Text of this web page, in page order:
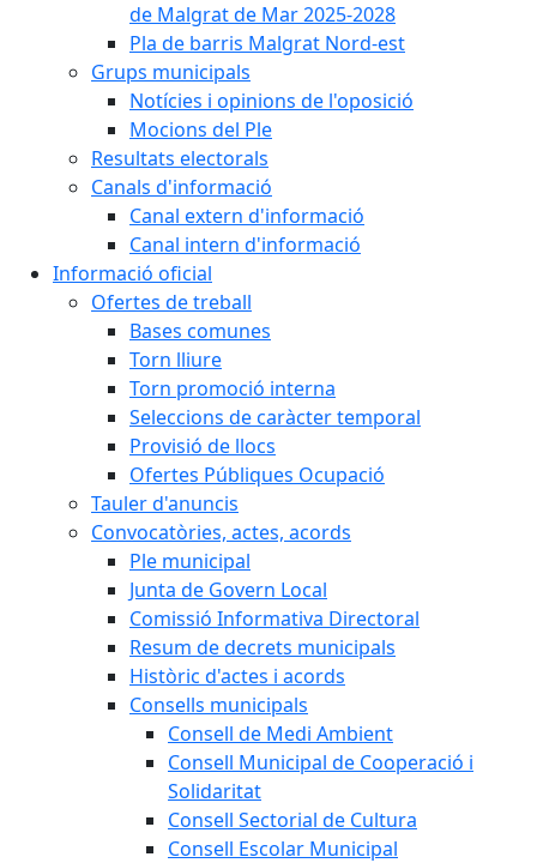
de Malgrat de Mar 2025-2028
Pla de barris Malgrat Nord-est
Grups municipals
Notícies i opinions de l'oposició
Mocions del Ple
Resultats electorals
Canals d'informació
Canal extern d'informació
Canal intern d'informació
Informació oficial
Ofertes de treball
Bases comunes
Torn lliure
Torn promoció interna
Seleccions de caràcter temporal
Provisió de llocs
Ofertes Públiques Ocupació
Tauler d'anuncis
Convocatòries, actes, acords
Ple municipal
Junta de Govern Local
Comissió Informativa Directoral
Resum de decrets municipals
Històric d'actes i acords
Consells municipals
Consell de Medi Ambient
Consell Municipal de Cooperació i
Solidaritat
Consell Sectorial de Cultura
Consell Escolar Municipal